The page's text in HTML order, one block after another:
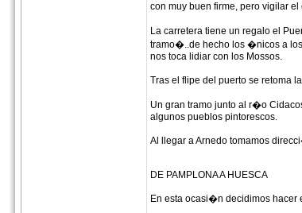
con muy buen firme, pero vigilar
La carretera tiene un regalo el
tramo�..de hecho los �nicos a
nos toca lidiar con los Mossos.
Tras el flipe del puerto se retoma
Un gran tramo junto al r�o
algunos pueblos pintorescos.
Al llegar a Arnedo tomamos
DE PAMPLONA A HUESCA
En esta ocasi�n decidimos hacer